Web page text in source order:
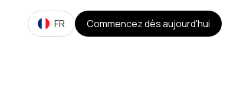
FR Commencez dès aujourd'hui